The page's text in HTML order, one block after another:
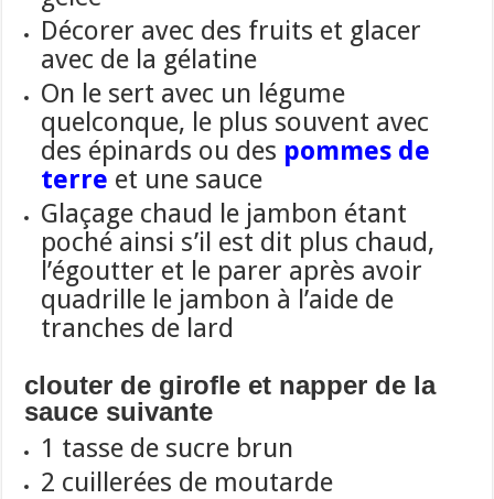
Décorer avec des fruits et glacer
avec de la gélatine
On le sert avec un légume
quelconque, le plus souvent avec
des épinards ou des pommes de
terre et une sauce
Glaçage chaud le jambon étant
poché ainsi s’il est dit plus chaud,
l’égoutter et le parer après avoir
quadrille le jambon à l’aide de
tranches de lard
clouter de girofle et napper de la
sauce suivante
1 tasse de sucre brun
2 cuillerées de moutarde